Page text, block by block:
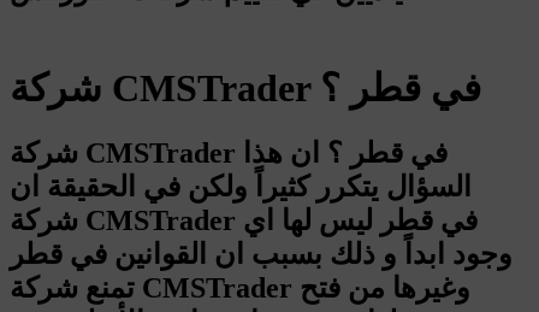
شركة CMSTrader في قطر ؟
شركة CMSTrader في قطر ؟ ان هذا
السؤال يتكرر كثيراً ولكن في الحقيقة ان
شركة CMSTrader في قطر ليس لها اي
وجود ابداً و ذلك بسبب ان القوانين في قطر
تمنع شركة CMSTrader وغيرها من فتح